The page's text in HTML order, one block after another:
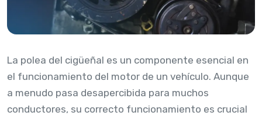
La polea del cigüeñal es un componente esencial en
el funcionamiento del motor de un vehículo. Aunque
a menudo pasa desapercibida para muchos
conductores, su correcto funcionamiento es crucial